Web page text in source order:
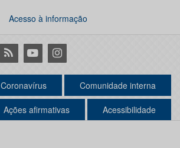
Acesso à informação
RSS YoutubeInstagram
Coronavírus Comunidade interna
Ações afirmativas Acessibilidade